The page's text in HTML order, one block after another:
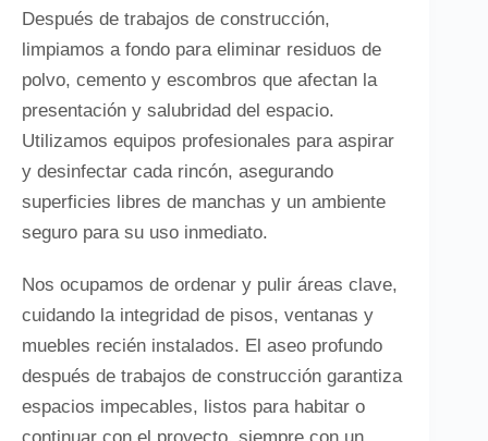
Después de trabajos de construcción,
limpiamos a fondo para eliminar residuos de
polvo, cemento y escombros que afectan la
presentación y salubridad del espacio.
Utilizamos equipos profesionales para aspirar
y desinfectar cada rincón, asegurando
superficies libres de manchas y un ambiente
seguro para su uso inmediato.
Nos ocupamos de ordenar y pulir áreas clave,
cuidando la integridad de pisos, ventanas y
muebles recién instalados. El aseo profundo
después de trabajos de construcción garantiza
espacios impecables, listos para habitar o